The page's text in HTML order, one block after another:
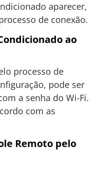
aparecer,
de conexão.
ao
processo de
pode ser
a senha do Wi-Fi.
com as
Remoto pelo